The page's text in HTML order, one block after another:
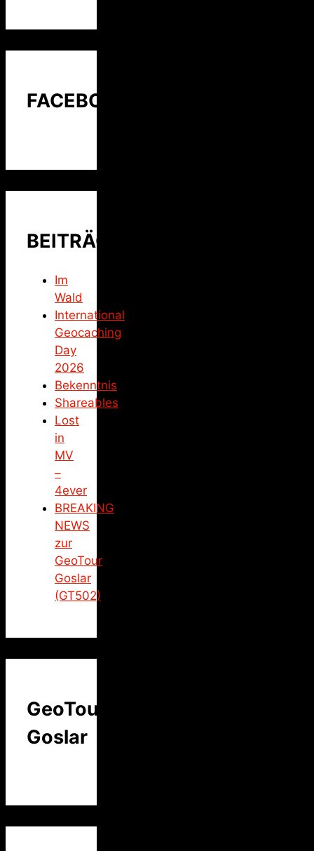
FACEBOOK
BEITRÄGE
Im
Wald
International
Geocaching
Day
2026
Bekenntnis
Shareables
Lost
in
MV
–
4ever
BREAKING
NEWS
zur
GeoTour
Goslar
(GT502)
GeoTour
Goslar